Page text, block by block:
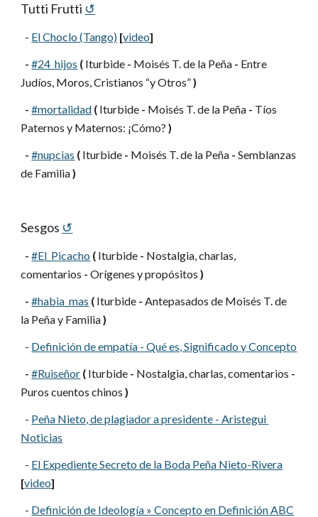
Tutti Frutti ↺
  -
El Choclo (Tango) [video]
- #24_hijos ( Iturbide - Moisés T. de la Peña - Entre
Judíos, Moros, Cristianos “y Otros” )
- #mortalidad ( Iturbide - Moisés T. de la Peña - Tíos
Paternos y Maternos: ¡Cómo? )
- #nupcias ( Iturbide - Moisés T. de la Peña - Semblanzas
de Familia )
Sesgos ↺
- #El_Picacho ( Iturbide - Nostalgia, charlas,
comentarios - Orígenes y propósitos )
- #habia_mas ( Iturbide - Antepasados de Moisés T. de
la Peña y Familia )
  -
Definición de empatía - Qué es, Significado y Concepto
- #Ruiseñor ( Iturbide - Nostalgia, charlas, comentarios -
Puros cuentos chinos )
  -
Peña Nieto, de plagiador a presidente - Aristegui
Noticias
  -
El Expediente Secreto de la Boda Peña Nieto-Rivera
[video]
  -
Definición de Ideología » Concepto en Definición ABC